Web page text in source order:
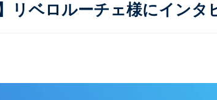
リベロルーチェ様にインタ